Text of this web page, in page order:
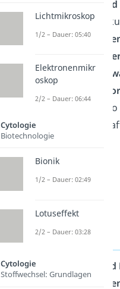
eines
der
Antibiotika
steigt das
Antibiotika
häufigste
Lichtmikroskop
1/2 – Dauer: 05:40
Elektronenmikr
oskop
2/2 – Dauer: 06:44
Cytologie
Biotechnologie
Bionik
1/2 – Dauer: 02:49
Lotuseffekt
2/2 – Dauer: 03:28
Cytologie
Stoffwechsel: Grundlagen